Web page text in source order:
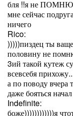
бля !!я не ПОМНЮ
мне сейчас
ничего
Rico:
)))))пиздец ты
половину не
3ий такой кутеж
всевсебя
а по поводу вчера
даже бояться
Indefinite:
боже))))))))))))я